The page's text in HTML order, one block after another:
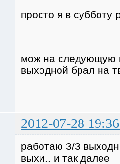
просто я в субботу
мож на следующую
выходной брал на
2012-07-28
работаю 3/3
выхи.. и так далее